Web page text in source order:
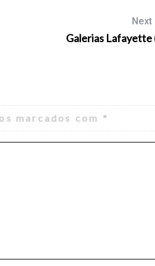
Galerias Lafayette
marcados com *